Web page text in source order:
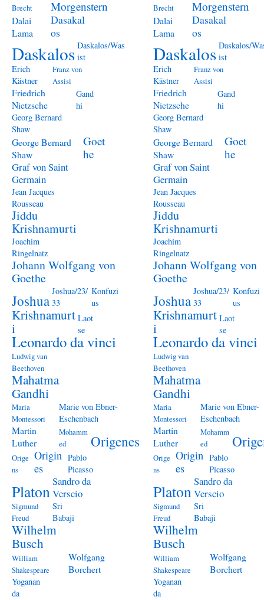
Brecht
Morgenstern
Dalai
Lama
Dasakal
os
Daskalos Daskalos/Was
ist
Erich
Kästner
Franz von
Assisi
Friedrich
Nietzsche
Gand
hi
Georg Bernard
Shaw
George Bernard
Shaw
Goet
he
Graf von Saint
Germain
Jean Jacques
Rousseau
Jiddu
Krishnamurti
Joachim
Ringelnatz
Johann Wolfgang von
Goethe
Joshua
Joshua/23/
33
Konfuzi
us
Krishnamurt
i
Laot
se
Leonardo da vinci
Ludwig van
Beethoven
Mahatma
Gandhi
Maria
Montessori
Marie von Ebner-
Eschenbach
Martin
Luther
Mohamm
ed
Origenes
Orige
ns
Origin
es
Pablo
Picasso
Platon
Sandro da
Verscio
Sigmund
Freud
Sri
Babaji
Wilhelm
Busch
William
Shakespeare
Wolfgang
Borchert
Yoganan
da
Brecht
Morgenstern
Dalai
Lama
Dasakal
os
Daskalos Daskalos/
ist
Erich
Kästner
Franz von
Assisi
Friedrich
Nietzsche
Gand
hi
Georg Bernard
Shaw
George Bernard
Shaw
Goet
he
Graf von Saint
Germain
Jean Jacques
Rousseau
Jiddu
Krishnamurti
Joachim
Ringelnatz
Johann Wolfgang von
Goethe
Joshua
Joshua/23/
33
Konfuzi
us
Krishnamurt
i
Laot
se
Leonardo da vinci
Ludwig van
Beethoven
Mahatma
Gandhi
Maria
Montessori
Marie von Ebner-
Eschenbach
Martin
Luther
Mohamm
ed
Orige
ns
Origin
es
Pablo
Picasso
Platon
Sandro da
Verscio
Sigmund
Freud
Sri
Babaji
Wilhelm
Busch
William
Shakespeare
Wolfgang
Borchert
Yoganan
da